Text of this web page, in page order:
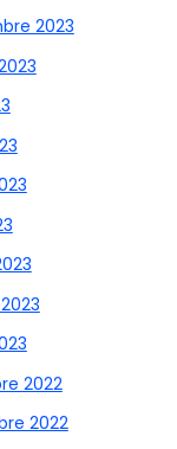
2023
2022
2022